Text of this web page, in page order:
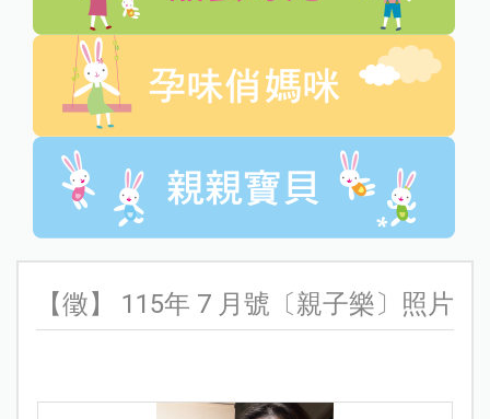
【徵】 115年 7 月號〔親子樂〕照片